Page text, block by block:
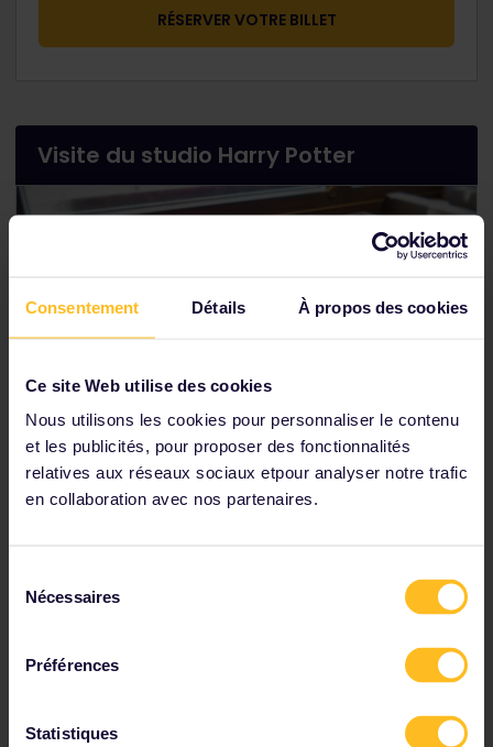
Consentement Détails À propos des cookies
Ce site Web utilise des cookies
Nous utilisons les cookies pour personnaliser le contenu
et les publicités, pour proposer des fonctionnalités
relatives aux réseaux sociaux etpour analyser notre trafic
en collaboration avec nos partenaires.
Nécessaires
Préférences
Statistiques
RÉSERVER VOTRE BILLET
Visite du studio Harry Potter
Résolument unique, cette visite Warner Bros. vous
invite à découvrir la magie des films Harry Potter.